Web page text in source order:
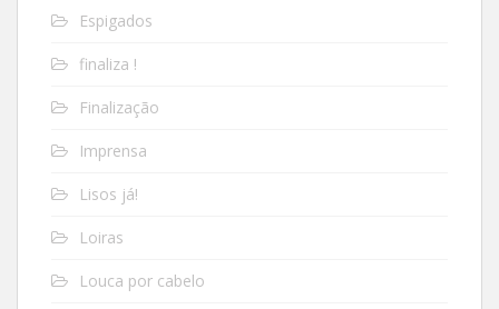
Espigados
finaliza !
Finalização
Imprensa
Lisos já!
Loiras
Louca por cabelo